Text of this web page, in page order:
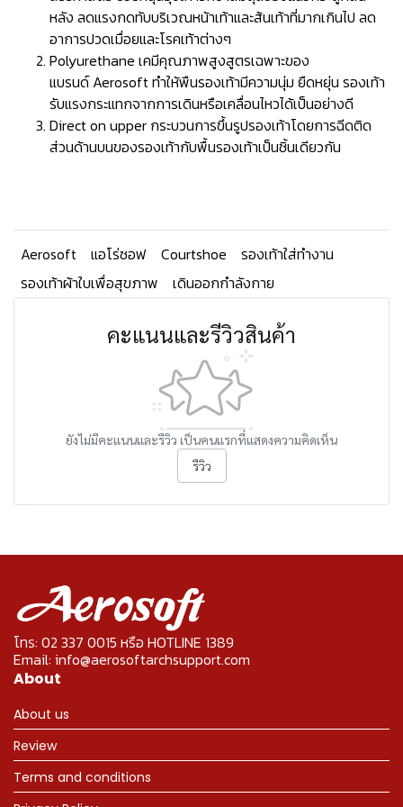
หลัง ลดแรงกดทับบริเวณหน้าเท้าและส้นเท้าที่มากเกินไป ลด
อาการปวดเมื่อยและโรคเท้าต่างๆ
Polyurethane เคมีคุณภาพสูงสูตรเฉพาะของ
แบรนด์ Aerosoft ทำให้พืนรองเท้ามีความนุ่ม ยืดหยุ่น รองเท้า
รับแรงกระแทกจากการเดินหรือเคลื่อนไหวได้เป็นอย่างดี
Direct on upper กระบวนการขึ้นรูปรองเท้าโดยการฉีดติด
ส่วนด้านบนของรองเท้ากับพื้นรองเท้าเป็นชิ้นเดียวกัน
Aerosoft แอโร่ซอฟ Courtshoe
รองเท้าใส่ทำงาน
รองเท้าผ้าใบเพื่อสุขภาพ
เดินออกกำลังกาย
คะแนนและรีวิวสินค้า
ยังไม่มีคะแนนและรีวิว เป็นคนแรกที่แสดงความคิดเห็น
รีวิว
โทร: 02 337 0015 หรือ HOTLINE 1389
Email: info@aerosoftarchsupport.com
About
About us
Review
Terms and conditions